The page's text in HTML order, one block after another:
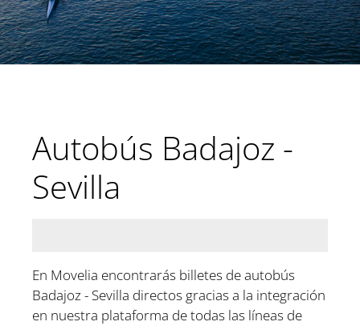
Autobús Badajoz -
Sevilla
En Movelia encontrarás billetes de autobús
Badajoz - Sevilla directos gracias a la integración
en nuestra plataforma de todas las líneas de